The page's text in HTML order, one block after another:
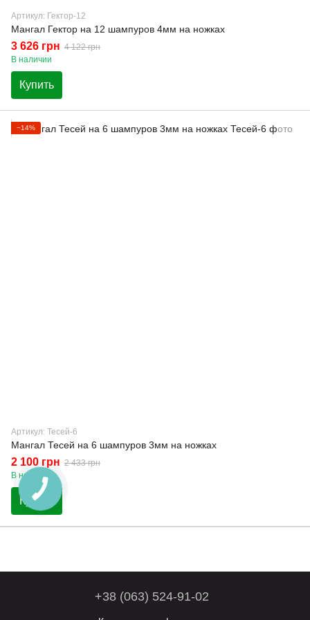
Артикул: Гектор-12
Мангал Гектор на 12 шампуров 4мм на ножках
3 626 грн 4 122 грн
В наличии
Купить
−14%
Артикул: Тесей-6
Мангал Тесей на 6 шампуров 3мм на ножках
2 100 грн 2 433 грн
В наличии
Купить
+38 (063) 524-91-02